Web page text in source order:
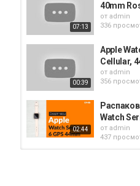
07:13
40mm
от admin
336
00:39
Apple
Cellular,
от admin
356
02:44
Watch
от admin
437